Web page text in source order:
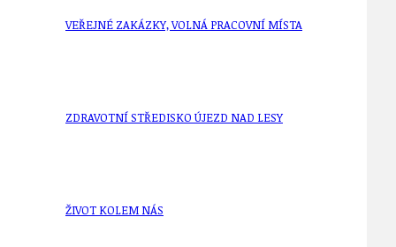
VEŘEJNÉ ZAKÁZKY, VOLNÁ PRACOVNÍ MÍSTA
ZDRAVOTNÍ STŘEDISKO ÚJEZD NAD LESY
ŽIVOT KOLEM NÁS